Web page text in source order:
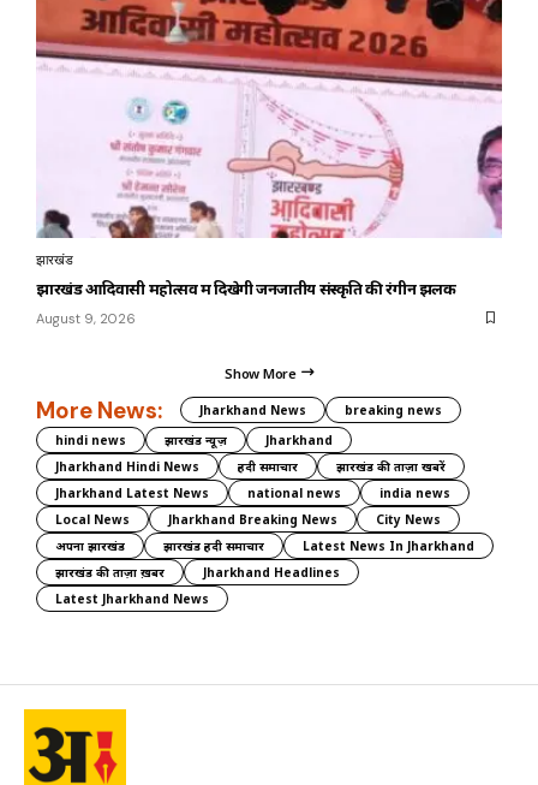
झारखंड
झारखंड आदिवासी महोत्सव में दिखेगी जनजातीय संस्कृति की रंगीन झलक
August 9, 2026
Show More
More News: Jharkhand News
breaking news
hindi news
झारखंड न्यूज़
Jharkhand
Jharkhand Hindi News
हिंदी समाचार
झारखंड की ताज़ा खबरें
Jharkhand Latest News
national news
india news
Local News
Jharkhand Breaking News
City News
अपना झारखंड
झारखंड हिंदी समाचार
Latest News In Jharkhand
झारखंड की ताज़ा ख़बर
Jharkhand Headlines
Latest Jharkhand News